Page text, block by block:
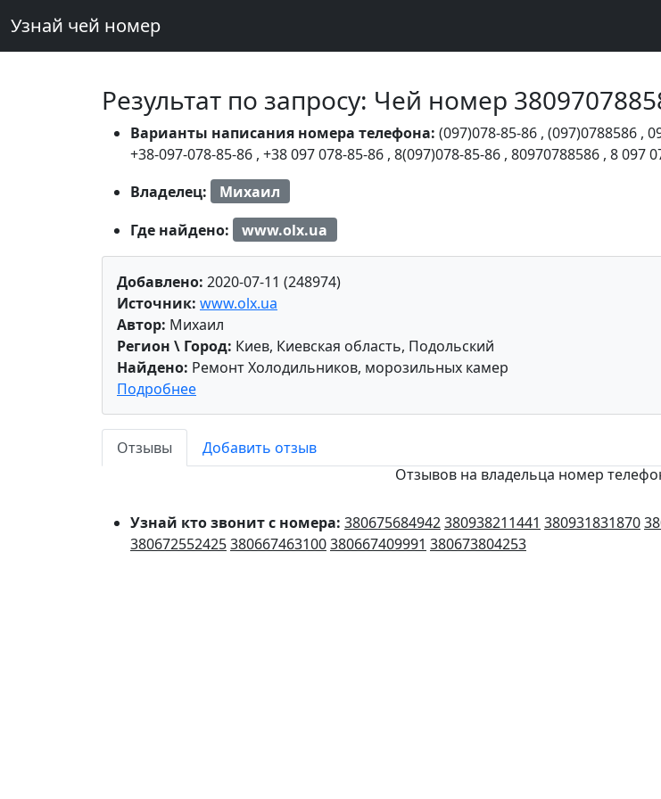
Узнай чей номер
Результат по запросу: Чей номер
Варианты написания номера телефона: (097)078-85-86 , (097)0788586 ,
+38-097-078-85-86 , +38 097 078-85-86 , 8(097)078-85-86 , 80970788586 , 8 097
Владелец:
Михаил
Где найдено:
www.olx.ua
Добавлено: 2020-07-11 (248974)
Источник: www.olx.ua
Автор: Михаил
Регион \ Город: Киев, Киевская область, Подольский
Найдено: Ремонт Холодильников, морозильных камер
Подробнее
Отзывы
Добавить отзыв
Отзывов на владельца номер
Узнай кто звонит с номера: 380675684942380938211441 380931831870
380672552425380667463100380667409991 380673804253